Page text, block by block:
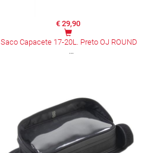
€ 29,90
Saco Capacete 17-20L. Preto OJ ROUND